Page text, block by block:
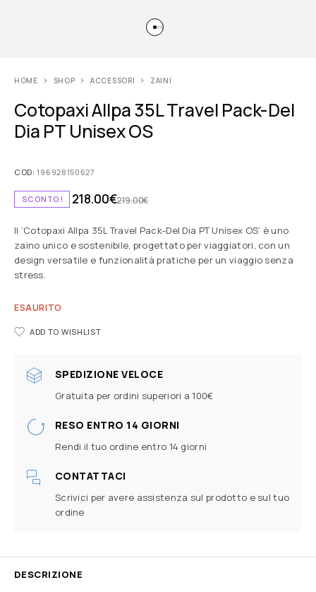
HOME SHOP ACCESSORI ZAINI
Cotopaxi Allpa 35L Travel Pack-Del
Dia PT Unisex OS
COD:196928150627
SCONTO! 219.00€
218.00€
Il ‘Cotopaxi Allpa 35L Travel Pack-Del Dia PT Unisex OS’ è uno
zaino unico e sostenibile, progettato per viaggiatori, con un
design versatile e funzionalità pratiche per un viaggio senza
stress.
ESAURITO
ADD TO WISHLIST
SPEDIZIONE VELOCE
Gratuita per ordini superiori a 100€
RESO ENTRO 14 GIORNI
Rendi il tuo ordine entro 14 giorni
CONTATTACI
Scrivici per avere assistenza sul prodotto e sul tuo
ordine
DESCRIZIONE